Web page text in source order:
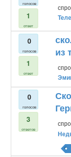
голосов
1
ответ
0
голосов
1
ответ
из
0
голосов
3
ответов